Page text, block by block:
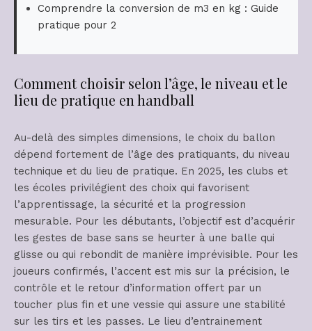
Comprendre la conversion de m3 en kg : Guide
pratique pour 2
Comment choisir selon l’âge, le niveau et le
lieu de pratique en handball
Au-delà des simples dimensions, le choix du ballon
dépend fortement de l’âge des pratiquants, du niveau
technique et du lieu de pratique. En 2025, les clubs et
les écoles privilégient des choix qui favorisent
l’apprentissage, la sécurité et la progression
mesurable. Pour les débutants, l’objectif est d’acquérir
les gestes de base sans se heurter à une balle qui
glisse ou qui rebondit de manière imprévisible. Pour les
joueurs confirmés, l’accent est mis sur la précision, le
contrôle et le retour d’information offert par un
toucher plus fin et une vessie qui assure une stabilité
sur les tirs et les passes. Le lieu d’entrainement